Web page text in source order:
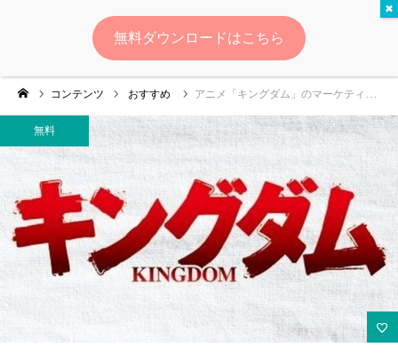
無料
コンテンツ おすすめ アニメ「キングダム」のマーケティング戦略：熱狂を生む戦略と課題
無料
ログイン 会員登録
ゆいマーケとは？
無料診断
イベント・セミナー情報
LINEお友達登録
無料ダウンロードはこちら